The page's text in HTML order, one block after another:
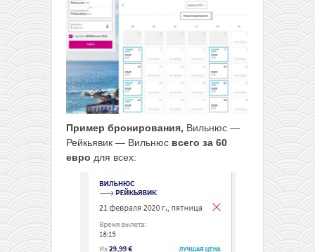
Пример бронирования, Вильнюс —
Рейкьявик — Вильнюс всего за 60
евро для всех: